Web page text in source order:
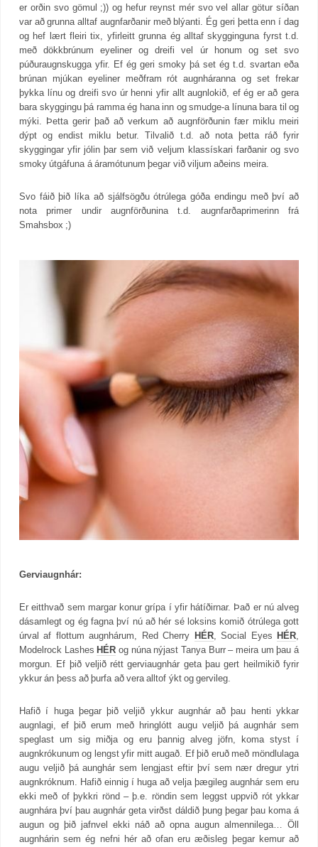
er orðin svo gömul ;)) og hefur reynst mér svo vel allar götur síðan
var að grunna alltaf augnfarðanir með blýanti. Ég geri þetta enn í dag
og hef lært fleiri tix, yfirleitt grunna ég alltaf skygginguna fyrst t.d.
með dökkbrúnum eyeliner og dreifi vel úr honum og set svo
púðuraugnskugga yfir. Ef ég geri smoky þá set ég t.d. svartan eða
brúnan mjúkan eyeliner meðfram rót augnháranna og set frekar
þykka línu og dreifi svo úr henni yfir allt augnlokið, ef ég er að gera
bara skyggingu þá ramma ég hana inn og smudge-a línuna bara til og
mýki. Þetta gerir það að verkum að augnförðunin fær miklu meiri
dýpt og endist miklu betur. Tilvalið t.d. að nota þetta ráð fyrir
skyggingar yfir jólin þar sem við veljum klassískari farðanir og svo
smoky útgáfuna á áramótunum þegar við viljum aðeins meira.
Svo fáið þið líka að sjálfsögðu ótrúlega góða endingu með því að
nota primer undir augnförðunina t.d. augnfarðaprimerinn frá
Smahsbox ;)
Gerviaugnhár:
Er eitthvað sem margar konur grípa í yfir hátíðirnar. Það er nú alveg
dásamlegt og ég fagna því nú að hér sé loksins komið ótrúlega gott
úrval af flottum augnhárum, Red Cherry HÉR, Social Eyes HÉR,
Modelrock Lashes HÉR og núna nýjast Tanya Burr – meira um þau á
morgun. Ef þið veljið rétt gerviaugnhár geta þau gert heilmikið fyrir
ykkur án þess að þurfa að vera alltof ýkt og gervileg.
Hafið í huga þegar þið veljið ykkur augnhár að þau henti ykkar
augnlagi, ef þið erum með hringlótt augu veljið þá augnhár sem
speglast um sig miðja og eru þannig alveg jöfn, koma styst í
augnkrókunum og lengst yfir mitt augað. Ef þið eruð með möndlulaga
augu veljið þá aunghár sem lengjast eftir því sem nær dregur ytri
augnkróknum. Hafið einnig í huga að velja þægileg augnhár sem eru
ekki með of þykkri rönd – þ.e. röndin sem leggst uppvið rót ykkar
augnhára því þau augnhár geta virðst dáldið þung þegar þau koma á
augun og þið jafnvel ekki náð að opna augun almennilega… Öll
augnhárin sem ég nefni hér að ofan eru æðisleg þegar kemur að